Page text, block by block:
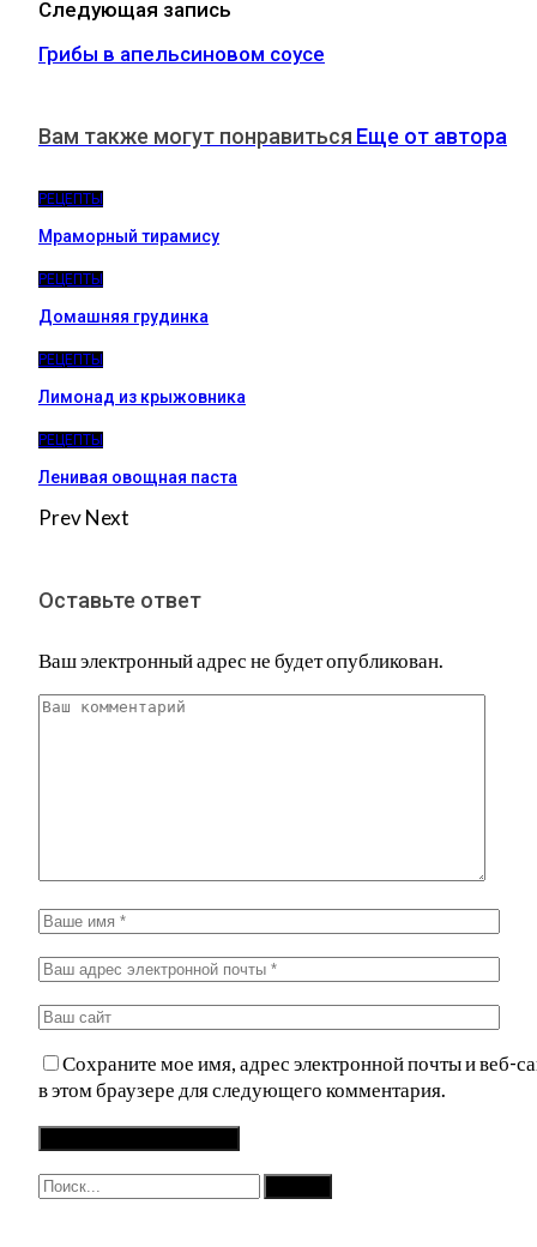
Следующая запись
Грибы в апельсиновом соусе
Вам также могут понравиться Еще от автора
РЕЦЕПТЫ
Мраморный тирамису
РЕЦЕПТЫ
Домашняя грудинка
РЕЦЕПТЫ
Лимонад из крыжовника
РЕЦЕПТЫ
Ленивая овощная паста
PrevNext
Оставьте ответ
Ваш электронный адрес не будет опубликован.
Сохраните мое имя, адрес электронной почты и веб-
в этом браузере для следующего комментария.